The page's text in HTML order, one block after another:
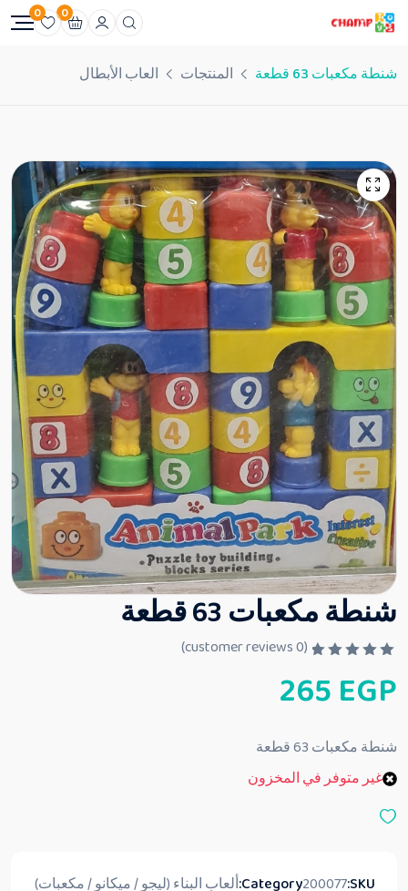
0
0
شنطة مكعبات 63 قطعة المنتجات العاب الأبطال
شنطة مكعبات 63 قطعة
م
ا
ي
م
ن
(
0
265EGP
شنطة مكعبات 63 قطعة
غير متوفر في المخزون
SKU:
200077
Category:ألعاب البناء (ليجو / ميكانو / مكعبات)